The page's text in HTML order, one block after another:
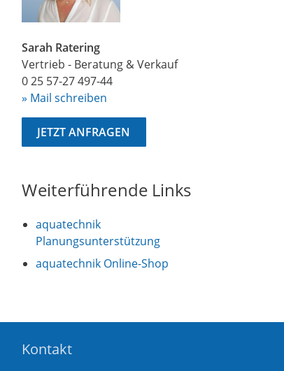
Sarah Ratering
Vertrieb - Beratung & Verkauf
0 25 57-27 497-44
» Mail schreiben
JETZT ANFRAGEN
Weiterführende Links
aquatechnik
Planungsunterstützung
aquatechnik Online-Shop
Kontakt